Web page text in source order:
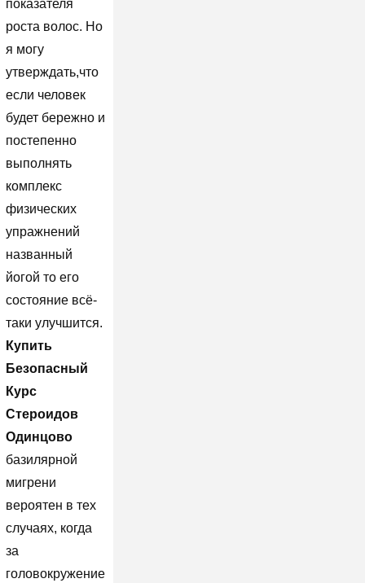
показателя
роста волос. Но
я могу
утверждать,что
если человек
будет бережно и
постепенно
выполнять
комплекс
физических
упражнений
названный
йогой то его
состояние всё-
таки улучшится.
Купить
Безопасный
Курс
Стероидов
Одинцово
базилярной
мигрени
вероятен в тех
случаях, когда
за
головокружение